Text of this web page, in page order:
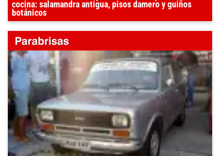
cocina: salamandra antigua, pisos damero y guiños
botánicos